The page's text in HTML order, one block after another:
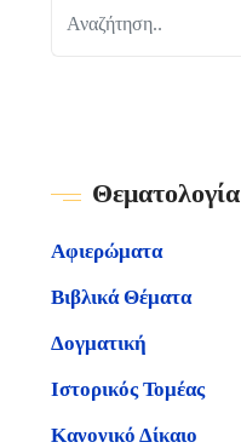
Θεματολογία
Αφιερώματα
Βιβλικά Θέματα
Δογματική
Ιστορικός Τομέας
Κανονικό Δίκαιο